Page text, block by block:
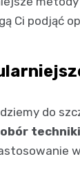
Ci podjąć
do